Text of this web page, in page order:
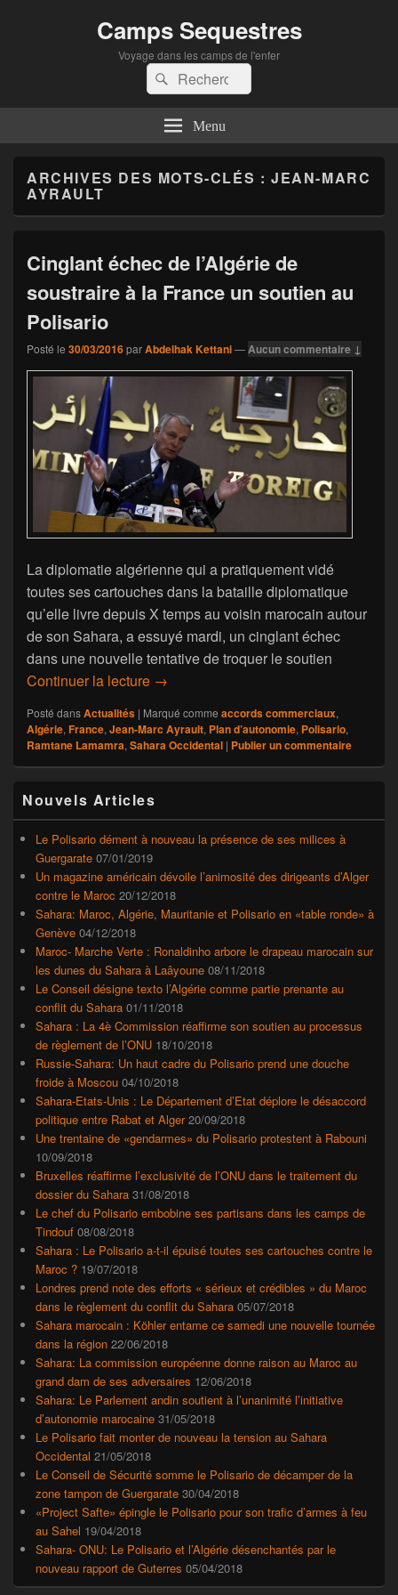
Camps Sequestres
Voyage dans les camps de l'enfer
Recherche :
Rechercher
Menu
ARCHIVES DES MOTS-CLÉS :JEAN-MARC
AYRAULT
Cinglant échec de l’Algérie de
soustraire à la France un soutien au
Polisario
Posté le 30/03/2016parAbdelhak Kettani—Aucun commentaire ↓
La diplomatie algérienne qui a pratiquement vidé
toutes ses cartouches dans la bataille diplomatique
qu’elle livre depuis X temps au voisin marocain autour
de son Sahara, a essuyé mardi, un cinglant échec
dans une nouvelle tentative de troquer le soutien
Continuer la lecture Cinglant échec de l’Algérie de
→
Posté dansActualités | Marqué comme accords commerciaux,
Algérie,France,Jean-Marc Ayrault, Plan d’autonomie, Polisario,
Ramtane Lamamra,Sahara Occidental | Publier un commentaire
principale
de
widget
barre
latérale
Nouvels Articles
Le Polisario dément à nouveau la présence de ses milices à
Guergarate 07/01/2019
Un magazine américain dévoile l’animosité des dirigeants d’Alger
contre le Maroc 20/12/2018
Sahara: Maroc, Algérie, Mauritanie et Polisario en «table ronde» à
Genève 04/12/2018
Maroc- Marche Verte : Ronaldinho arbore le drapeau marocain sur
les dunes du Sahara à Laâyoune 08/11/2018
Le Conseil désigne texto l’Algérie comme partie prenante au
conflit du Sahara 01/11/2018
Sahara : La 4è Commission réaffirme son soutien au processus
de règlement de l’ONU 18/10/2018
Russie-Sahara: Un haut cadre du Polisario prend une douche
froide à Moscou 04/10/2018
Sahara-Etats-Unis : Le Département d’Etat déplore le désaccord
politique entre Rabat et Alger 20/09/2018
Une trentaine de «gendarmes» du Polisario protestent à Rabouni
10/09/2018
Bruxelles réaffirme l’exclusivité de l’ONU dans le traitement du
dossier du Sahara 31/08/2018
Le chef du Polisario embobine ses partisans dans les camps de
Tindouf 08/08/2018
Sahara : Le Polisario a-t-il épuisé toutes ses cartouches contre le
Maroc ? 19/07/2018
Londres prend note des efforts « sérieux et crédibles » du Maroc
dans le règlement du conflit du Sahara 05/07/2018
Sahara marocain : Köhler entame ce samedi une nouvelle tournée
dans la région 22/06/2018
Sahara: La commission européenne donne raison au Maroc au
grand dam de ses adversaires 12/06/2018
Sahara: Le Parlement andin soutient à l’unanimité l’initiative
d’autonomie marocaine 31/05/2018
Le Polisario fait monter de nouveau la tension au Sahara
Occidental 21/05/2018
Le Conseil de Sécurité somme le Polisario de décamper de la
zone tampon de Guergarate 30/04/2018
«Project Safte» épingle le Polisario pour son trafic d’armes à feu
au Sahel 19/04/2018
Sahara- ONU: Le Polisario et l’Algérie désenchantés par le
nouveau rapport de Guterres 05/04/2018